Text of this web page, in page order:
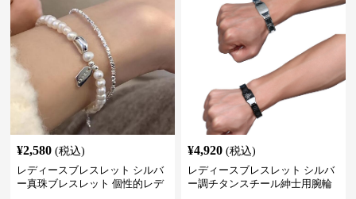
¥2,580 (税込)
レディースブレスレット シルバ
ー真珠ブレスレット 個性的レデ
¥4,920 (税込)
レディースブレスレット シルバ
ー調チタンスチール紳士用腕輪